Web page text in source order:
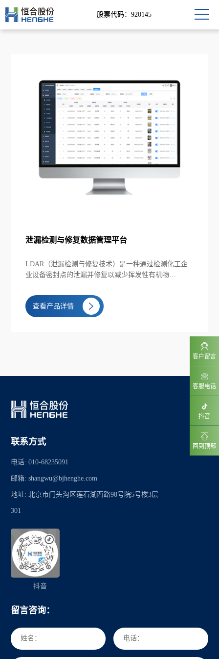
股票代码：920145
泄漏检测与修复数据管理平台
LDAR（泄漏检测与修复技术）是一种通过检测化工企
业设备密封点的泄漏并修复以减少挥发性有机物
合管控平台是恒合股份自主研发的泄漏检测数据平台，
并配合LDAR APP实现对目标检测企业基础信息的创
建，并通过下发采集、检测、维修任务，实现对企业
查看产品详情
联系方式
抖音
电话: 010-68235091
邮箱: shangwu@bjhenghe.com
地址: 北京市门头沟区莲石湖西路98号院5号楼3层
301
留言咨询：
客户留言
客服电话
抖音
回到顶部